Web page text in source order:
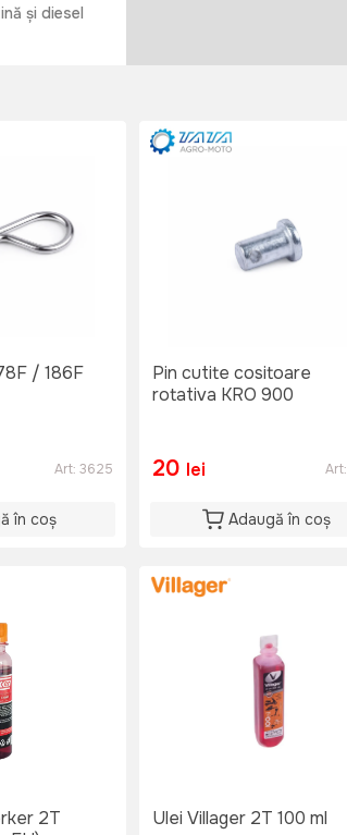
și diesel
/ 186F
Art: 3625
în coș
Pin cutite cositoare
rotativa KRO 900
20 lei Art:
Adaugă în coș
2T
Ulei Villager 2T 100 ml